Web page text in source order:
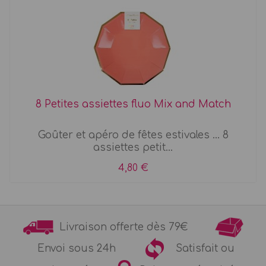
8 Petites assiettes fluo Mix and Match
Goûter et apéro de fêtes estivales ... 8
assiettes petit...
4,80 €
Livraison offerte dès 79€
Envoi sous 24h
Satisfait ou